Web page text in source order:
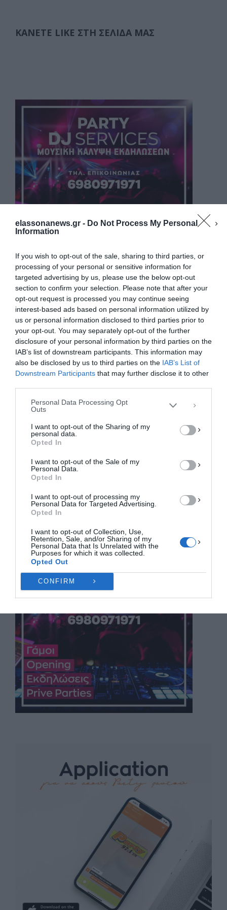
elassonanews.gr - Do Not Process My Personal
Information
If you wish to opt-out of the sale, sharing to third parties, or
processing of your personal or sensitive information for
targeted advertising by us, please use the below opt-out
section to confirm your selection. Please note that after your
opt-out request is processed you may continue seeing
interest-based ads based on personal information utilized by
us or personal information disclosed to third parties prior to
your opt-out. You may separately opt-out of the further
disclosure of your personal information by third parties on the
IAB’s list of downstream participants. This information may
also be disclosed by us to third parties on the IAB’s List of
Downstream Participants that may further disclose it to other
Personal Data Processing Opt
Outs
I want to opt-out of the Sharing of my
personal data.
Opted In
I want to opt-out of the Sale of my
Personal Data.
Opted In
I want to opt-out of processing my
Personal Data for Targeted Advertising.
Opted In
I want to opt-out of Collection, Use,
Retention, Sale, and/or Sharing of my
Personal Data that Is Unrelated with the
Purposes for which it was collected.
Opted Out
CONFIRM
Διαχείριση Συγκατάθεσης
Για να παρέχουμε την καλύτερη εμπειρία, χρησιμοποιούμε τεχνολογίες όπως
cookies για την αποθήκευση ή/και την πρόσβαση σε πληροφορίες συσκευών.
Η συγκατάθεση για τις εν λόγω τεχνολογίες θα μας επιτρέψει να
επεξεργαστούμε δεδομένα προσωπικού χαρακτήρα, όπως συμπεριφορά
περιήγησης ή μοναδικά αναγνωριστικά σε αυτόν τον ιστότοπο. Η μη
συγκατάθεση ή η ανάκληση της συγκατάθεσης, μπορεί να επηρεάσει
αρνητικά ορισμένες λειτουργίες και δυνατότητες.
ΠΡΟΒΟΛΉ ΠΡΟΤΙΜΉΣΕΩΝ
Πολιτική Cookies
ΚΆΝΕΤΕ LIKE ΣΤΗ ΣΕΛΊΔΑ ΜΑΣ